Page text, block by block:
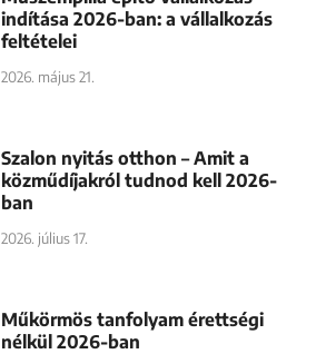
indítása 2026-ban: a vállalkozás
feltételei
2026. május 21.
Szalon nyitás otthon – Amit a
közműdíjakról tudnod kell 2026-
ban
2026. július 17.
Műkörmös tanfolyam érettségi
nélkül 2026-ban